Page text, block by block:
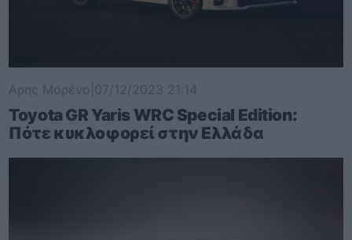
Αρης Μορένο 07/12/2023 21:14
Toyota GR Yaris WRC Special Edition:
Πότε κυκλοφορεί στην Ελλάδα